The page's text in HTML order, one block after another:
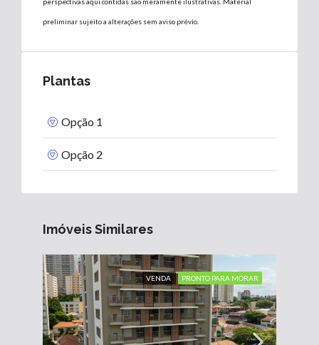
preliminar sujeito a alterações sem aviso prévio.
Plantas
Opção 1
Opção 2
Imóveis Similares
VENDA PRONTO PARA MORAR